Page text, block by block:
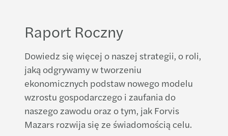
Raport Roczny
Dowiedz się więcej o naszej strategii, o roli,
jaką odgrywamy w tworzeniu
ekonomicznych podstaw nowego modelu
wzrostu gospodarczego i zaufania do
naszego zawodu oraz o tym, jak Forvis
Mazars rozwija się ze świadomością celu.